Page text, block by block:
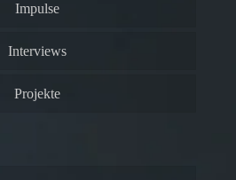
Impulse
Interviews
Projekte